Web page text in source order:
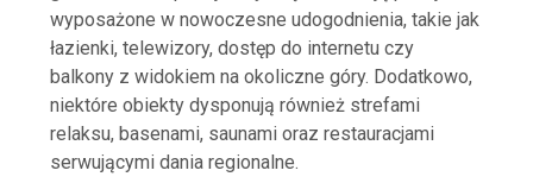
wyposażone w nowoczesne udogodnienia, takie jak
łazienki, telewizory, dostęp do internetu czy
balkony z widokiem na okoliczne góry. Dodatkowo,
niektóre obiekty dysponują również strefami
relaksu, basenami, saunami oraz restauracjami
serwującymi dania regionalne.